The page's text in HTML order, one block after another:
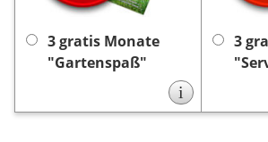
zu reinigen. Bitte kein
warmes Wasser
verwenden und vor Hitze
schützen. Achtung: nicht
Fleisch und Fisch
3 gratis Monate
"Gartenspaß"
Lieferung endet nach 3
Monaten automatisch, es
ist
keine Kündigung
notwendig.
i
3
3